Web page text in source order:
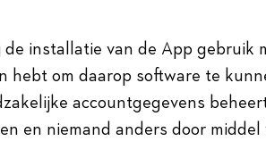
installatie van de App gebruik
hebt om daarop software te
accountgegevens
en niemand anders door